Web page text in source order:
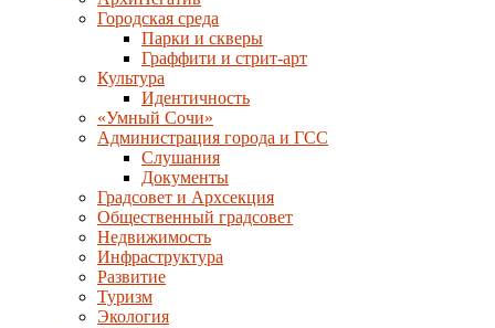
Городская среда
Парки и скверы
Граффити и стрит-арт
Культура
Идентичность
«Умный Сочи»
Администрация города и ГСС
Слушания
Документы
Градсовет и Архсекция
Общественный градсовет
Недвижимость
Инфраструктура
Развитие
Туризм
Экология